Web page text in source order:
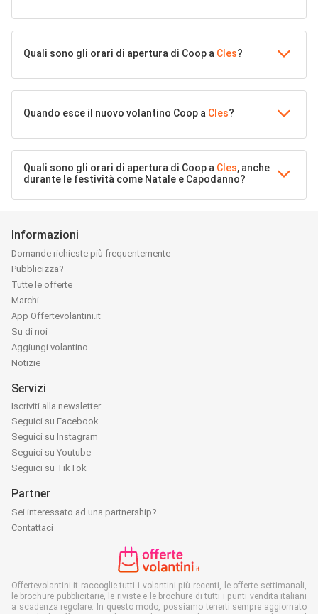
Quali sono gli orari di apertura di Coop a Cles?
Quando esce il nuovo volantino Coop a Cles?
Quali sono gli orari di apertura di Coop a Cles, anche
durante le festività come Natale e Capodanno?
Informazioni
Domande richieste più frequentemente
Pubblicizza?
Tutte le offerte
Marchi
App Offertevolantini.it
Su di noi
Aggiungi volantino
Notizie
Servizi
Iscriviti alla newsletter
Seguici su Facebook
Seguici su Instagram
Seguici su Youtube
Seguici su TikTok
Partner
Sei interessato ad una partnership?
Contattaci
Offertevolantini.it raccoglie tutti i volantini più recenti, le offerte settimanali,
le brochure pubblicitarie, le riviste e le brochure di tutti i punti vendita italiani
a scadenza regolare. In questo modo, possiamo tenerti sempre aggiornato